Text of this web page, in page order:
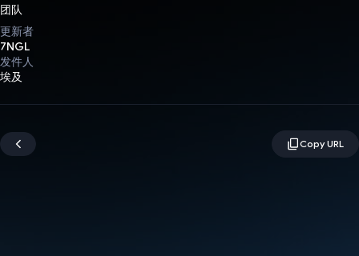
团队
更新者
7NGL
发件人
埃及